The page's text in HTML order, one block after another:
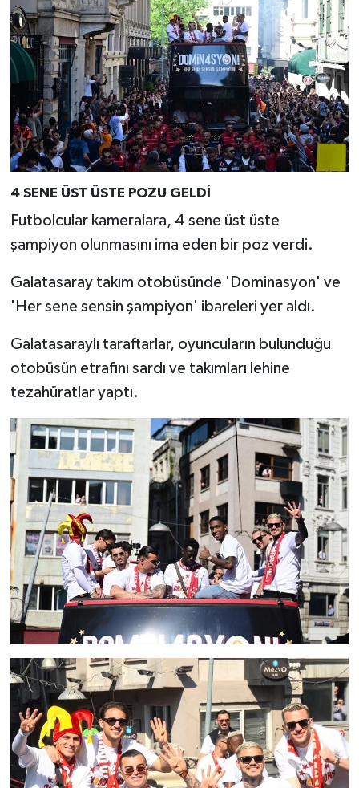
4 SENE ÜST ÜSTE POZU GELDİ
Futbolcular kameralara, 4 sene üst üste
şampiyon olunmasını ima eden bir poz verdi.
Galatasaray takım otobüsünde 'Dominasyon' ve
'Her sene sensin şampiyon' ibareleri yer aldı.
Galatasaraylı taraftarlar, oyuncuların bulunduğu
otobüsün etrafını sardı ve takımları lehine
tezahüratlar yaptı.